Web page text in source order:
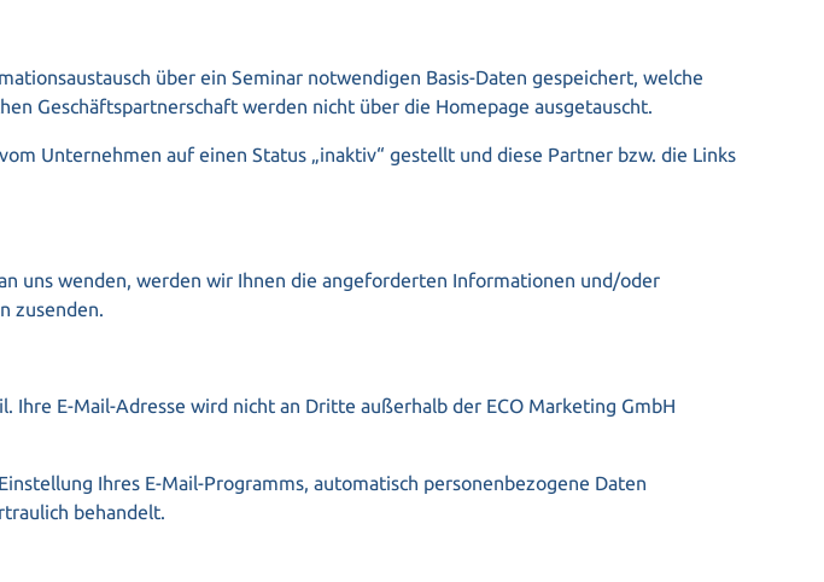
über ein Seminar notwendigen Basis-Daten gespeichert, welche
Geschäftspartnerschaft werden nicht über die Homepage ausgetauscht.
Unternehmen auf einen Status „inaktiv“ gestellt und diese Partner bzw. die Links
uns wenden, werden wir Ihnen die angeforderten Informationen und/oder
zusenden.
E-Mail-Adresse wird nicht an Dritte außerhalb der ECO Marketing GmbH
Ihres E-Mail-Programms, automatisch personenbezogene Daten
behandelt.